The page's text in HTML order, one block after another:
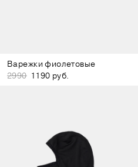
Варежки фиолетовые
2990 1190 руб.